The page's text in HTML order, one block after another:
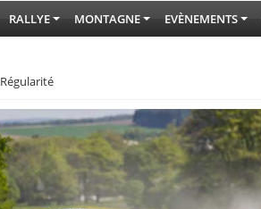
RALLYE MONTAGNE EVÈNEMENTS
Régularité